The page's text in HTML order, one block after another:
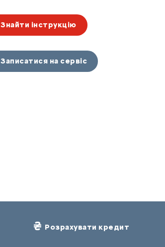
Знайти інструкцію
Записатися на сервіс
Розрахувати кредит